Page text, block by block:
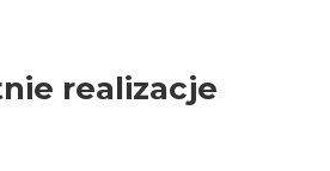
realizacje